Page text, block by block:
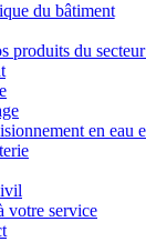
du bâtiment
produits du
en eau
votre service